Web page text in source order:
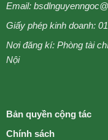
Email:
Giấy phép kinh doanh:
Nơi đăng kí: Phòng tài
Nội
Bản quyền cộng tác
Chính sách